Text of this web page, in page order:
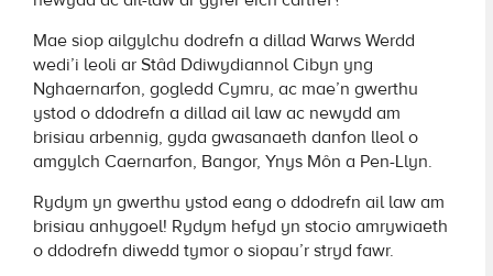
Mae siop ailgylchu dodrefn a dillad Warws Werdd
wedi’i leoli ar Stâd Ddiwydiannol Cibyn yng
Nghaernarfon, gogledd Cymru, ac mae’n gwerthu
ystod o ddodrefn a dillad ail law ac newydd am
brisiau arbennig, gyda gwasanaeth danfon lleol o
amgylch Caernarfon, Bangor, Ynys Môn a Pen-Llyn.
Rydym yn gwerthu ystod eang o ddodrefn ail law am
brisiau anhygoel! Rydym hefyd yn stocio amrywiaeth
o ddodrefn diwedd tymor o siopau’r stryd fawr.